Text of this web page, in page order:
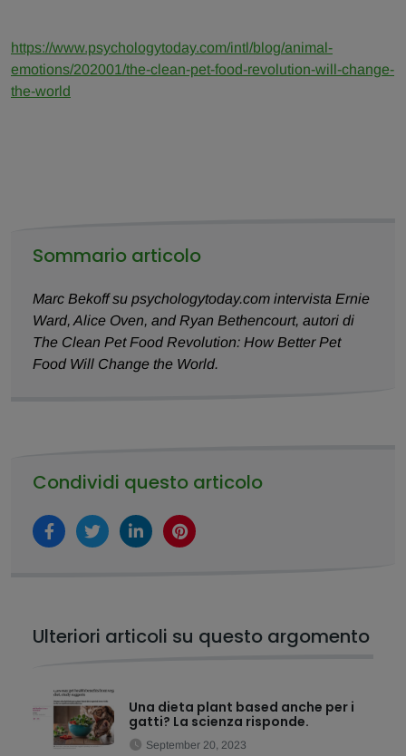
https://www.psychologytoday.com/intl/blog/animal-
emotions/202001/the-clean-pet-food-revolution-will-change-
the-world
Sommario articolo
Marc Bekoff su psychologytoday.com intervista Ernie
Ward, Alice Oven, and Ryan Bethencourt, autori di
The Clean Pet Food Revolution: How Better Pet
Food Will Change the World.
Condividi questo articolo
Ulteriori articoli su questo argomento
Una dieta plant based anche per i
gatti? La scienza risponde.
September 20, 2023